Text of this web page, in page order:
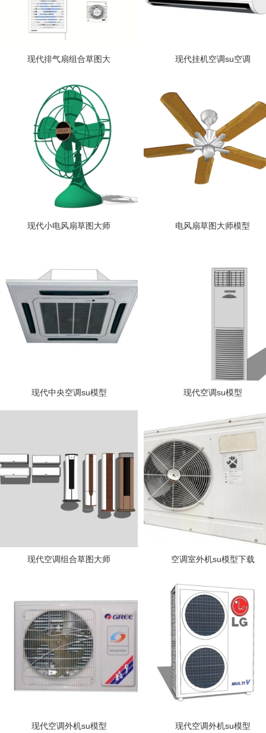
现代排气扇组合草图大 现代挂机空调su空调
现代小电风扇草图大师 电风扇草图大师模型
现代中央空调su模型 现代空调su模型
现代空调组合草图大师 空调室外机su模型下载
现代空调外机su模型 现代空调外机su模型